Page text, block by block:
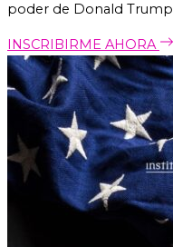
poder de Donald Trump
INSCRIBIRME AHORA